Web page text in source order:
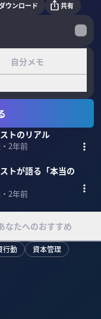
ウンロード 共有
自分メモ
トのリアル
2年前
トが語る「本当の
2年前
なたへのおすすめ
行動 資本管理